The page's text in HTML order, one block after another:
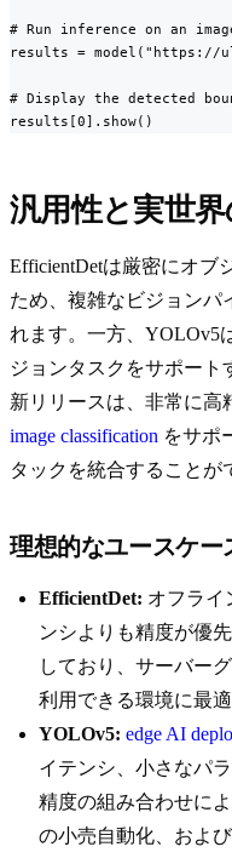
# Run inference on an
results = model("https://
# Display the detected
results[0].show()
汎用性と実世
EfficientDetは厳密にオブ
ため、複雑なビジョンパ
れます。一方、YOLOv5
ジョンタスクをサポート
新リリースは、非常に高
image classification をサポ
タックを統合することが
理想的なユースケー
EfficientDet: オフライ
ンシよりも精度が優
しており、サーバー
利用できる環境に最適
YOLOv5: edge AI
イテンシ、小さなパ
精度の組み合わせに
の小売自動化、および